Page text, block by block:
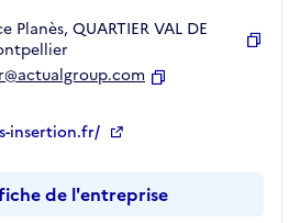
Planès, QUARTIER VAL DE
insertion.fr/
de l'entreprise